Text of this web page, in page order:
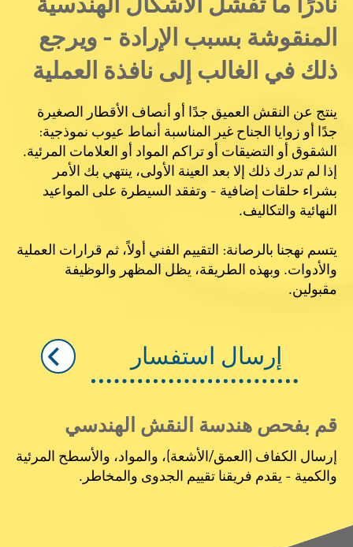
المنقوشة بسبب الإرادة - ويرجع
ذلك في الغالب إلى نافذة العملية
ينتج عن النقش العميق جدًا أو أنصاف الأقطار الصغيرة
جدًا أو زوايا الجناح غير المناسبة أنماط عيوب نموذجية:
الشقوق أو التضيقات أو تراكم المواد أو العلامات المرئية.
إذا لم تدرك ذلك إلا بعد العينة الأولى، ينتهي بك الأمر
بشراء حلقات إضافية - وتفقد السيطرة على المواعيد
النهائية والتكاليف.
يتسم نهجنا بالرصانة: التقييم الفني أولاً، ثم قرارات العملية
والأدوات. وبهذه الطريقة، يظل المظهر والوظيفة
مقبولين.
إرسال استفسار
قم بفحص هندسة النقش الهندسي
إرسال الكفاف (العمق/الأشعة)، والمواد، والأسطح المرئية
والكمية - يقدم فريقنا تقييم الجدوى والمخاطر.